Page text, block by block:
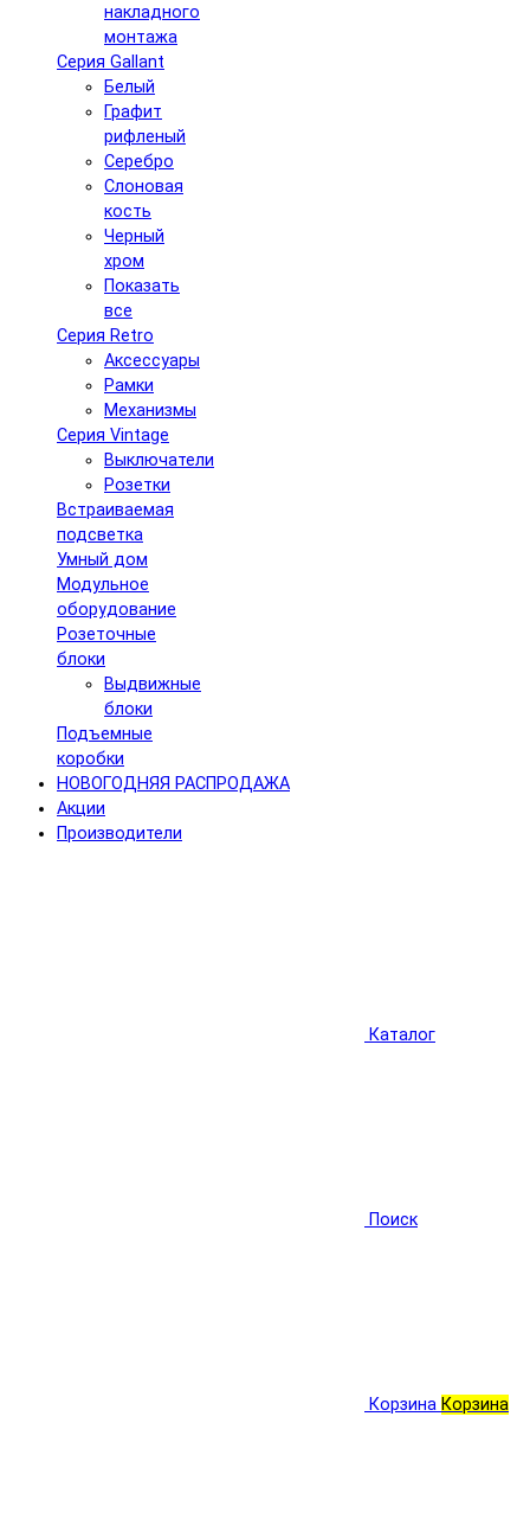
накладного
монтажа
Серия Gallant
Белый
Графит
рифленый
Серебро
Слоновая
кость
Черный
хром
Показать
все
Серия Retro
Аксессуары
Рамки
Механизмы
Серия Vintage
Выключатели
Розетки
Встраиваемая
подсветка
Умный дом
Модульное
оборудование
Розеточные
блоки
Выдвижные
блоки
Подъемные
коробки
НОВОГОДНЯЯ РАСПРОДАЖА
Акции
Производители
Каталог
Поиск
Корзина Корзина